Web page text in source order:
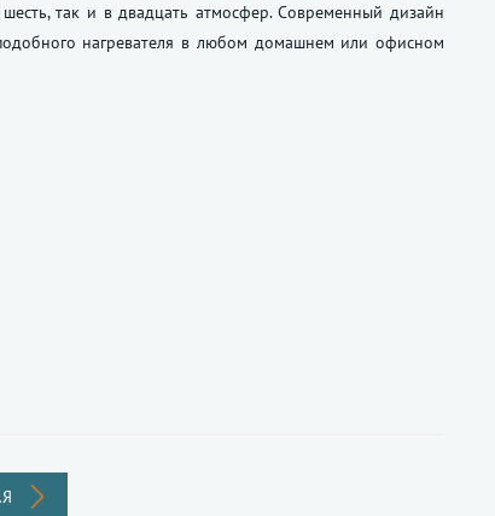
так и в двадцать атмосфер. Современный дизайн
нагревателя в любом домашнем или офисном